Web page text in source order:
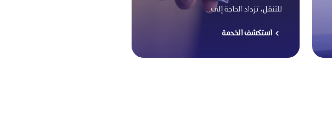
للتنقل، تزداد الحاجة إلى…
استكشف الخدمة